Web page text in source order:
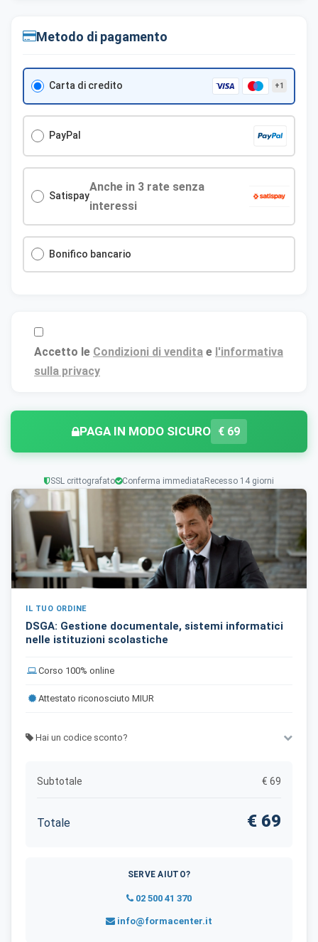
Metodo di pagamento
Carta di credito
PayPal
Satispay
Anche in 3 rate senza
interessi
Bonifico bancario
Accetto le Condizioni di vendita e l'informativa
sulla privacy
PAGA IN MODO SICURO € 69
SSL crittografato Conferma immediataRecesso 14 giorni
IL TUO ORDINE
DSGA: Gestione documentale, sistemi informatici
nelle istituzioni scolastiche
Corso 100% online
Attestato riconosciuto MIUR
Hai un codice sconto?
Subtotale € 69
Totale € 69
SERVE AIUTO?
02 500 41 370
info@formacenter.it
Indispensabili al funzionamento del sito (sessione,
sicurezza, preferenze tecniche). Senza di essi il sito
Cookie statistici
sito tramite dati raccolti in forma anonima o aggregata.
Cookie di marketing
siti web allo scopo di mostrare annunci pertinenti.